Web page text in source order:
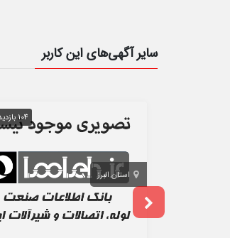
سایر آگهی‌های این کاربر
104 بازدید
استان البرز